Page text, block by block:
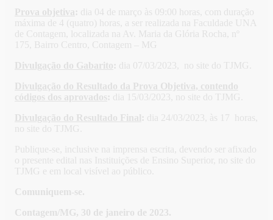
Prova objetiva: dia 04 de março às 09:00 horas, com duração
máxima de 4 (quatro) horas, a ser realizada na Faculdade UNA
de Contagem, localizada na Av. Maria da Glória Rocha, nº
175, Bairro Centro, Contagem – MG
Divulgação do Gabarito: dia 07/03/2023, no site do TJMG.
Divulgação do Resultado da Prova Objetiva, contendo
códigos dos aprovados: dia 15/03/2023, no site do TJMG.
Divulgação do Resultado Final: dia 24/03/2023, às 17 horas,
no site do TJMG.
Publique-se, inclusive na imprensa escrita, devendo ser afixado
o presente edital nas Instituições de Ensino Superior, no site do
TJMG e em local visível ao público.
Comuniquem-se.
Contagem/MG, 30 de janeiro de 2023.